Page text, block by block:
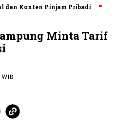
Pinjam Pribadi Jalan
Minta Tarif
WIB